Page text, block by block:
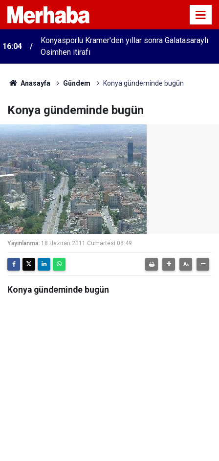
16:04
Konyasporlu Kramer'den yıllar sonra Galatasaraylı
Osimhen itirafı
Anasayfa Gündem Konya gündeminde bugün
Konya gündeminde bugün
Yayınlanma: 18 Haziran 2011 Cumartesi 08:49
Konya gündeminde bugün